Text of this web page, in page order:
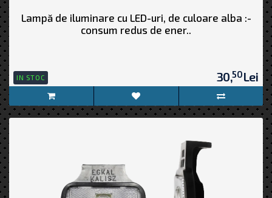
Lampă de iluminare cu LED-uri, de culoare alba :-
consum redus de ener..
IN STOC 30,50Lei